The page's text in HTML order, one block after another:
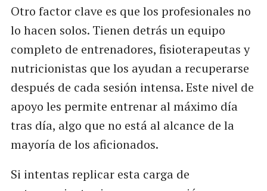
Otro factor clave es que los profesionales no
lo hacen solos. Tienen detrás un equipo
completo de entrenadores, fisioterapeutas y
nutricionistas que los ayudan a recuperarse
después de cada sesión intensa. Este nivel de
apoyo les permite entrenar al máximo día
tras día, algo que no está al alcance de la
mayoría de los aficionados.
Si intentas replicar esta carga de